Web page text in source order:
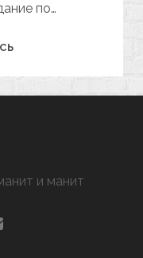
по…
и манит
email